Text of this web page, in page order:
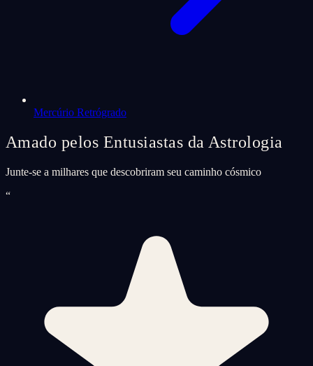
Mercúrio Retrógrado
Amado pelos Entusiastas da Astrologia
Junte-se a milhares que descobriram seu caminho cósmico
“